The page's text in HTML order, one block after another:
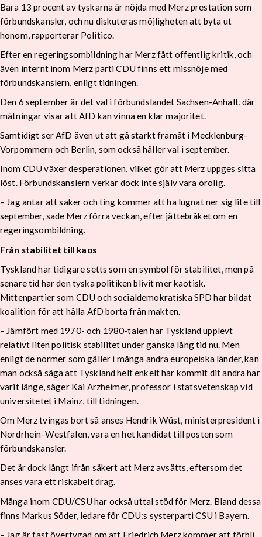
Bara 13 procent av tyskarna är nöjda med Merz prestation som
förbundskansler, och nu diskuteras möjligheten att byta ut
honom, rapporterar Politico.
Efter en regeringsombildning har Merz fått offentlig kritik, och
även internt inom Merz parti CDU finns ett missnöje med
förbundskanslern, enligt tidningen.
Den 6 september är det val i förbundslandet Sachsen-Anhalt, där
mätningar visar att AfD kan vinna en klar majoritet.
Samtidigt ser AfD även ut att gå starkt framåt i Mecklenburg-
Vorpommern och Berlin, som också håller val i september.
Inom CDU växer desperationen, vilket gör att Merz uppges sitta
löst. Förbundskanslern verkar dock inte själv vara orolig.
– Jag antar att saker och ting kommer att ha lugnat ner sig lite till
september, sade Merz förra veckan, efter jättebråket om en
regeringsombildning.
Från stabilitet till kaos
Tyskland har tidigare setts som en symbol för stabilitet, men på
senare tid har den tyska politiken blivit mer kaotisk.
Mittenpartier som CDU och socialdemokratiska SPD har bildat
koalition för att hålla AfD borta från makten.
– Jämfört med 1970- och 1980-talen har Tyskland upplevt
relativt liten politisk stabilitet under ganska lång tid nu. Men
enligt de normer som gäller i många andra europeiska länder, kan
man också säga att Tyskland helt enkelt har kommit dit andra har
varit länge, säger Kai Arzheimer, professor i statsvetenskap vid
universitetet i Mainz, till tidningen.
Om Merz tvingas bort så anses Hendrik Wüst, ministerpresident i
Nordrhein-Westfalen, vara en het kandidat till posten som
förbundskansler.
Det är dock långt ifrån säkert att Merz avsätts, eftersom det
anses vara ett riskabelt drag.
Många inom CDU/CSU har också uttal stöd för Merz. Bland dessa
finns Markus Söder, ledare för CDU:s systerparti CSU i Bayern.
– Jag är fast övertygad om att Friedrich Merz kommer att förbli